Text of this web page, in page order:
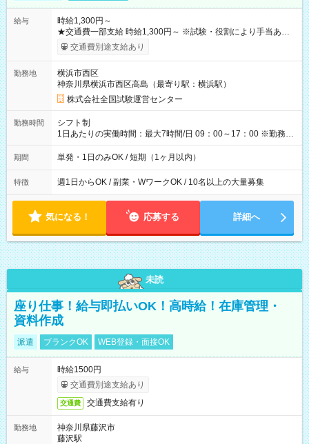
給与
時給1,300円～
★交通費一部支給 時給1,300円～ ※試験・役割により手当あり
※勤務回数により昇給あり 【即給（前払い）オプションあ
り！】 希望される場合、勤務から1週間ほどで給与の一部を受け
例】 ・河合塾模擬試験 8:30～17:30（休憩1時間） 時給1,300円
×8時間＝日収10,400円＋交通費 ※当日の役割により時給＋100
円の場合あり ・国家試験 7:00～13:30（休憩なし） 時給1,300
円（役割手当＋100円）×6時間＝日収8,400円＋交通費 【試用期
間】試用期間なし
交通費別途支給あり
勤務地
横浜市西区
神奈川県横浜市西区高島（最寄り駅：横浜駅）
株式会社全国試験運営センター
勤務時間
シフト制
1日あたりの実働時間：最大7時間/日 09：00～17：00 ※勤務時
間は 試験により異なります。
期間 単発・1日のみOK / 短期（1ヶ月以内）
特徴 週1日からOK / 副業・WワークOK / 10名以上の大量募集
気になる！ 応募する 詳細へ
未読
座り仕事！給与即払いOK！高時給！在庫管理・
資料作成
派遣 ブランクOK WEB登録・面接OK
給与
時給1500円
交通費別途支給あり
交通費 交通費支給有り
勤務地
神奈川県藤沢市
藤沢駅